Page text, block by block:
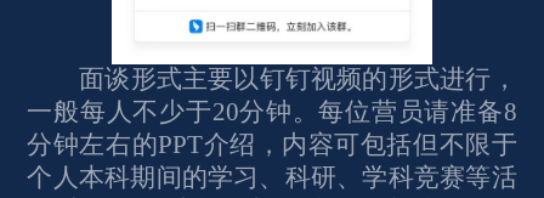
面谈形式主要以钉钉视频的形式进行，
一般每人不少于20分钟。每位营员请准备8
分钟左右的PPT介绍，内容可包括但不限于
个人本科期间的学习、科研、学科竞赛等活